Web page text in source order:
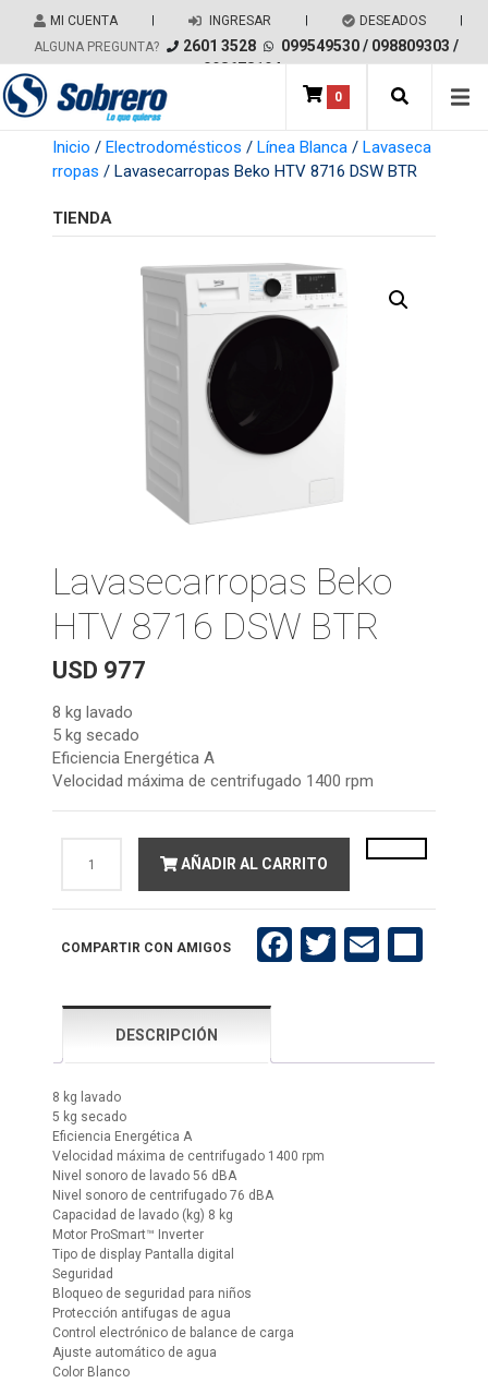
MI CUENTA | INGRESAR | DESEADOS |
ALGUNA PREGUNTA? 2601 3528 099549530/ 098809303 /
098678194
Salir del contenido
Main Navigation 0
Inicio / Electrodomésticos / Línea Blanca / Lavaseca
rropas / Lavasecarropas Beko HTV 8716 DSW BTR
TIENDA
Lavasecarropas Beko
HTV 8716 DSW BTR
USD 977
8 kg lavado
5 kg secado
Eficiencia Energética A
Velocidad máxima de centrifugado 1400 rpm
Beko
8716
BTR
AÑADIR AL CARRITO
COMPARTIR CON AMIGOS FacebookTwitter
DESCRIPCIÓN
8 kg lavado
5 kg secado
Eficiencia Energética A
Velocidad máxima de centrifugado 1400 rpm
Nivel sonoro de lavado 56 dBA
Nivel sonoro de centrifugado 76 dBA
Capacidad de lavado (kg) 8 kg
Motor ProSmart™ Inverter
Tipo de display Pantalla digital
Seguridad
Bloqueo de seguridad para niños
Protección antifugas de agua
Control electrónico de balance de carga
Ajuste automático de agua
Color Blanco